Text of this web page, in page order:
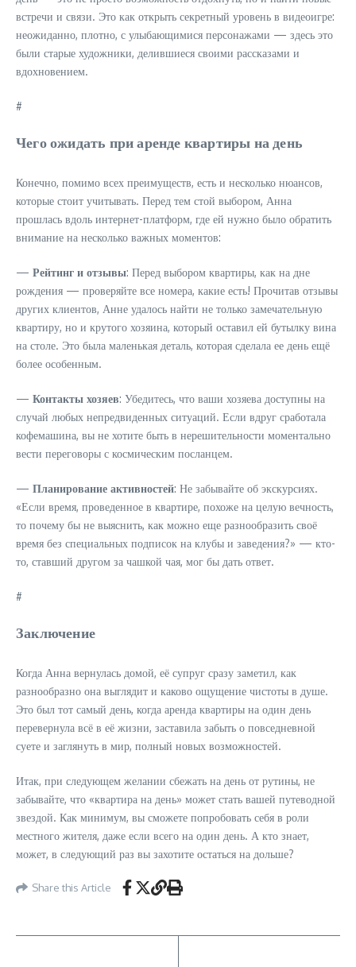
встречи и связи. Это как открыть секретный уровень в видеоигре:
неожиданно, плотно, с улыбающимися персонажами — здесь это
были старые художники, делившиеся своими рассказами и
вдохновением.
#
Чего ожидать при аренде квартиры на день
Конечно, помимо всех преимуществ, есть и несколько нюансов,
которые стоит учитывать. Перед тем стой выбором, Анна
прошлась вдоль интернет-платформ, где ей нужно было обратить
внимание на несколько важных моментов:
— Рейтинг и отзывы: Перед выбором квартиры, как на дне
рождения — проверяйте все номера, какие есть! Прочитав отзывы
других клиентов, Анне удалось найти не только замечательную
квартиру, но и крутого хозяина, который оставил ей бутылку вина
на столе. Это была маленькая деталь, которая сделала ее день ещё
более особенным.
— Контакты хозяев: Убедитесь, что ваши хозяева доступны на
случай любых непредвиденных ситуаций. Если вдруг сработала
кофемашина, вы не хотите быть в нерешительности моментально
вести переговоры с космическим посланцем.
— Планирование активностей: Не забывайте об экскурсиях.
«Если время, проведенное в квартире, похоже на целую вечность,
то почему бы не выяснить, как можно еще разнообразить своё
время без специальных подписок на клубы и заведения?» — кто-
то, ставший другом за чашкой чая, мог бы дать ответ.
#
Заключение
Когда Анна вернулась домой, её супруг сразу заметил, как
разнообразно она выглядит и каково ощущение чистоты в душе.
Это был тот самый день, когда аренда квартиры на один день
перевернула всё в её жизни, заставила забыть о повседневной
суете и заглянуть в мир, полный новых возможностей.
Итак, при следующем желании сбежать на день от рутины, не
забывайте, что «квартира на день» может стать вашей путеводной
звездой. Как минимум, вы сможете попробовать себя в роли
местного жителя, даже если всего на один день. А кто знает,
может, в следующий раз вы захотите остаться на дольше?
Share this Article